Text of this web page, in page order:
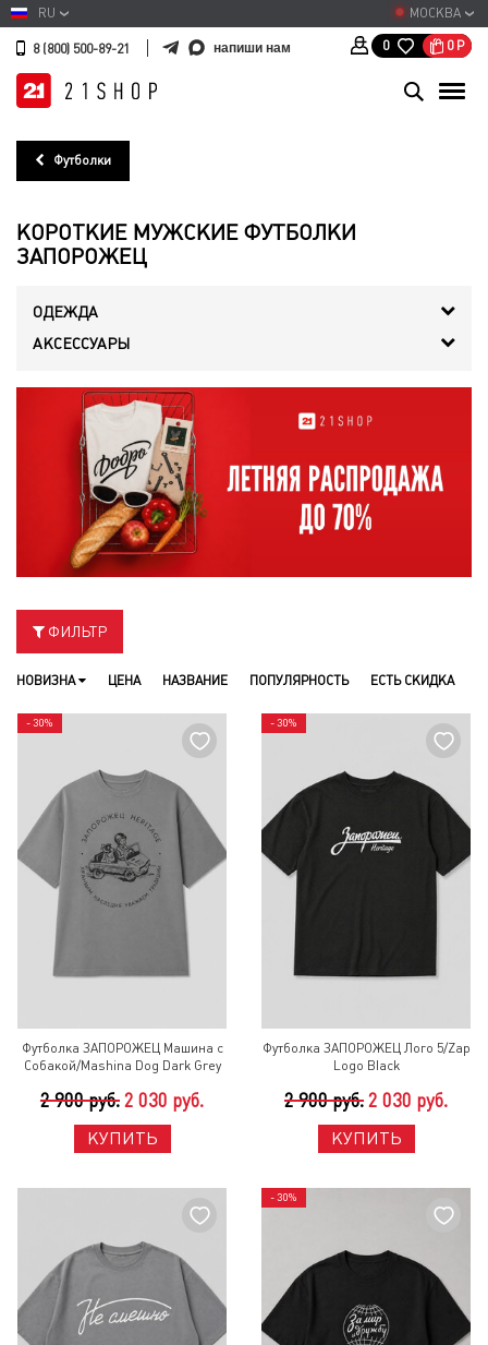
МОСКВА
RU
8 (800) 500-89-21 напиши нам 0 0 Р
Футболки
КОРОТКИЕ МУЖСКИЕ ФУТБОЛКИ
ЗАПОРОЖЕЦ
ОДЕЖДА
АКСЕССУАРЫ
ФИЛЬТР
НОВИЗНА ЦЕНА НАЗВАНИЕ ПОПУЛЯРНОСТЬ ЕСТЬ СКИДКА
- 30%
Футболка ЗАПОРОЖЕЦ Машина с
Собакой/Mashina Dog Dark Grey
2 900 руб. 2 030 руб.
КУПИТЬ
- 30%
Футболка ЗАПОРОЖЕЦ Лого 5/Zap
Logo Black
2 900 руб. 2 030 руб.
КУПИТЬ
- 30%